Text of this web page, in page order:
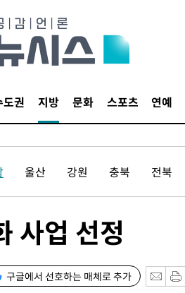
도권 지방 문화 스포츠 연예
울산 강원 충북 전북
사업 선정
구글에서 선호하는 매체로 추가